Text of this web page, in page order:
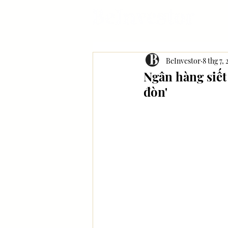
Ngân hàng
đòn'
BeInvestor 8 thg 7,